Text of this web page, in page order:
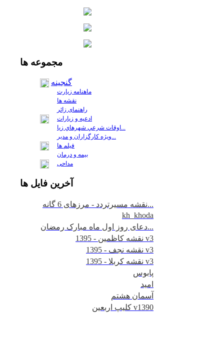
مجموعه ها
گنجینه
ماهنامه زیارت
نقشه ها
راهنمای زائر
ادعیه و زیارات
فيلم ها
بیمه و درمان
مداحی
آخرين فايل ها
نقشه مسیرتردد - مرزهای 6 گانه...
kh_khoda
دعای روز اول ماه مبارک رمضان...
نقشه کاظمین - 1395 v3
نقشه نجف - 1395 v3
نقشه کربلا - 1395 v3
پابوس
امید
آسمان هشتم
کلیپ اربعین v1390